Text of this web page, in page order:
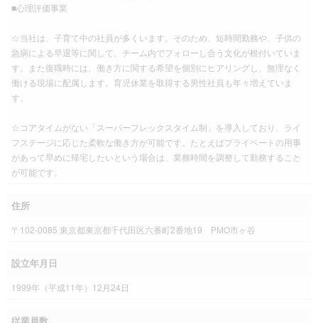
■心理評価事業
☆当社は、子育て中の社員が多くいます。そのため、短時間勤務や、子供の
急病による早退等に関して、チーム内でフォローし合う文化が根付いていま
す。また復職時には、働き方に関する希望を個別にヒアリングし、無理なく
働ける現場に配属します。育児休業を取得する男性社員も年々増えていま
す。
☆コアタイムがない「スーパーフレックスタイム制」を導入しており、ライ
フステージに応じた柔軟な働き方が可能です。たとえばプライベートの用事
があって早めに帰宅したいという場合は、業務時間を調整して勤務すること
が可能です。
住所
〒102-0085 東京都東京都千代田区六番町2番地19 PMO市ヶ谷
設立年月日
1999年（平成11年）12月24日